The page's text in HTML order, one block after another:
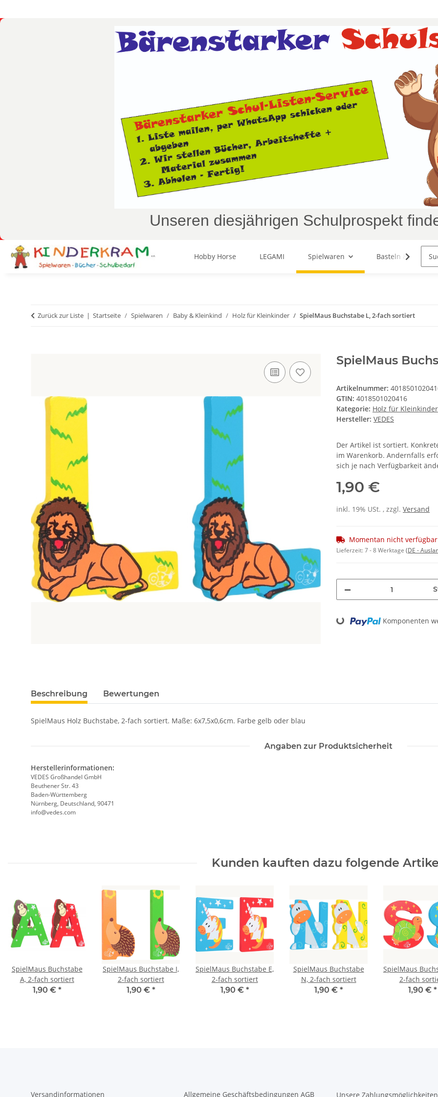
Unseren diesjährigen Schulprospekt
Hobby Horse LEGAMI Spielwaren Basteln & Malen
Zurück zur Liste Startseite Spielwaren Baby & Kleinkind Holz für Kleinkinder SpielMaus Buchstabe L, 2-fach sortiert
SpielMaus
Artikelnummer:
GTIN: 4018501020416
Kategorie: Holz für Kleinkinder
Hersteller: VEDES
Der Artikel ist sortiert.
im Warenkorb. Andernfalls
sich je nach Verfügbarkeit
1,90 €
inkl. 19% USt. , zzgl. Versand
Momentan nicht verfügbar
Lieferzeit:7 - 8 Werktage (DE -
Loading... Komponenten
Beschreibung Bewertungen
SpielMaus Holz Buchstabe, 2-fach sortiert. Maße: 6x7,5x0,6cm. Farbe gelb oder blau
Angaben zur Produktsicherheit
Herstellerinformationen:
VEDES Großhandel GmbH
Beuthener Str. 43
Baden-Württemberg
Nürnberg, Deutschland, 90471
info@vedes.com
Kunden kauften dazu folgende
SpielMaus Buchstabe
A, 2-fach sortiert
1,90 € *
SpielMaus Buchstabe I,
2-fach sortiert
1,90 € *
SpielMaus Buchstabe E,
2-fach sortiert
1,90 € *
SpielMaus Buchstabe
N, 2-fach sortiert
1,90 € *
SpielMaus
2-fach
1,90 € *
Versandinformationen Allgemeine Geschäftsbedingungen AGB Unsere